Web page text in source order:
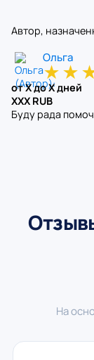
Автор,
Ольга
★★
от X до X дней
XXX RUB
Буду рада
На